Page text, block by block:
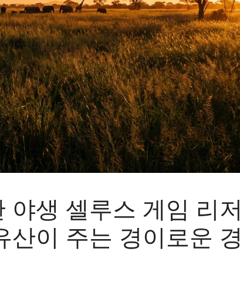
야생 셀루스 게임 리저
산이 주는 경이로운 경